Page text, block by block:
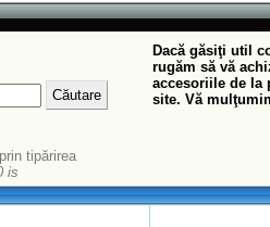
tipărirea
is
Dacă găsiţi util
rugăm să vă
accesoriile de la
site. Vă